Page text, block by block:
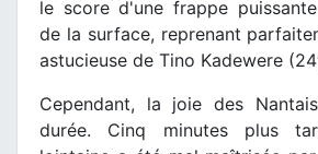
le score d'une frappe
de la surface, reprenant
astucieuse de Tino Kadewere
Cependant, la joie des
durée. Cinq minutes plus